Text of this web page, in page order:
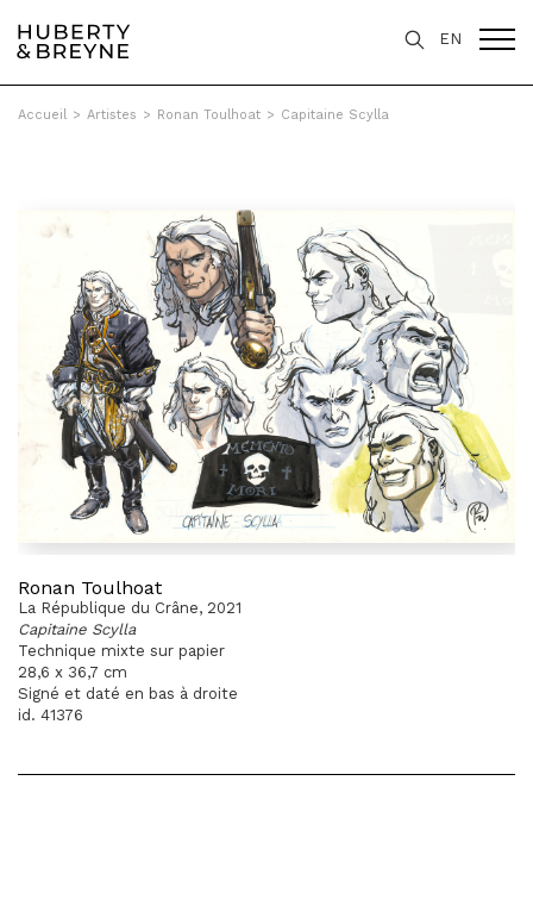
EN
Accueil > Artistes > Ronan Toulhoat > Capitaine Scylla
Ronan Toulhoat
La République du Crâne, 2021
Capitaine Scylla
Technique mixte sur papier
28,6 x 36,7 cm
Signé et daté en bas à droite
id. 41376